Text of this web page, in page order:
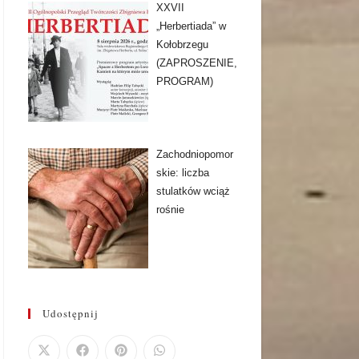
XXVII
„Herbertiada” w
Kołobrzegu
(ZAPROSZENIE,
PROGRAM)
Zachodniopomor
skie: liczba
stulatków wciąż
rośnie
Udostępnij